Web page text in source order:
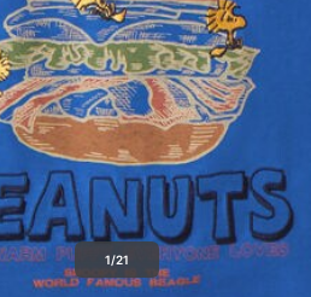
1/21